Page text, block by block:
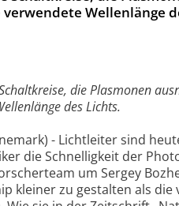
Wellenlänge
die Plasmonen
des Lichts.
- Lichtleiter sind
die Schnelligkeit der
um Sergey
kleiner zu gestalten als